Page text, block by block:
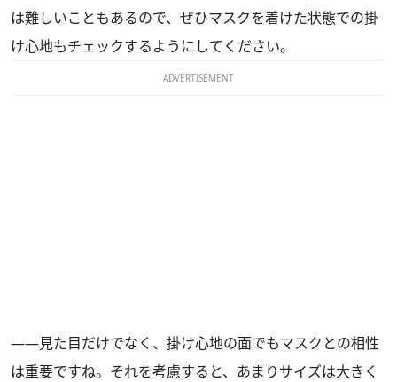
は難しいこともあるので、ぜひマスクを着けた状態での掛
け心地もチェックするようにしてください。
ADVERTISEMENT
――見た目だけでなく、掛け心地の面でもマスクとの相性
は重要ですね。それを考慮すると、あまりサイズは大きく